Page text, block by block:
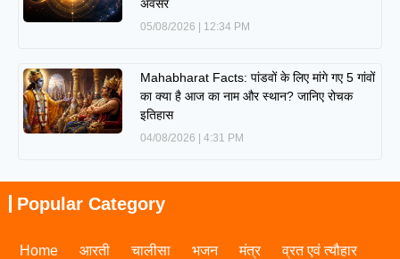
अवसर
05/08/2026 12:34 PM
Mahabharat Facts: पांडवों के लिए मांगे गए 5 गांवों
का क्या है आज का नाम और स्थान? जानिए रोचक
इतिहास
04/08/2026 4:31 PM
Popular Category
Home आरती चालीसा भजन मंत्र व्रत एवं त्यौहार